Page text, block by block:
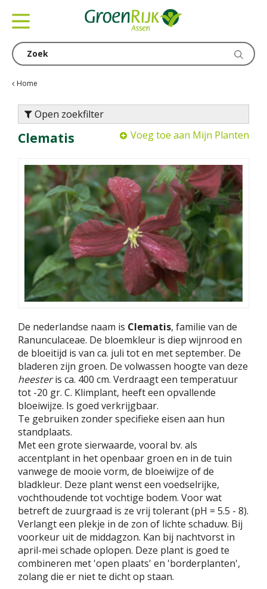
Home
Open zoekfilter
Clematis Voeg toe aan Mijn Planten
De nederlandse naam is Clematis, familie van de
Ranunculaceae. De bloemkleur is diep wijnrood en
de bloeitijd is van ca. juli tot en met september. De
bladeren zijn groen. De volwassen hoogte van deze
heesteris ca. 400 cm. Verdraagt een temperatuur
tot -20 gr. C. Klimplant, heeft een opvallende
bloeiwijze. Is goed verkrijgbaar.
Te gebruiken zonder specifieke eisen aan hun
standplaats.
Met een grote sierwaarde, vooral bv. als
accentplant in het openbaar groen en in de tuin
vanwege de mooie vorm, de bloeiwijze of de
bladkleur. Deze plant wenst een voedselrijke,
vochthoudende tot vochtige bodem. Voor wat
betreft de zuurgraad is ze vrij tolerant (pH = 5.5 - 8).
Verlangt een plekje in de zon of lichte schaduw. Bij
voorkeur uit de middagzon. Kan bij nachtvorst in
april-mei schade oplopen. Deze plant is goed te
combineren met 'open plaats' en 'borderplanten',
zolang die er niet te dicht op staan.